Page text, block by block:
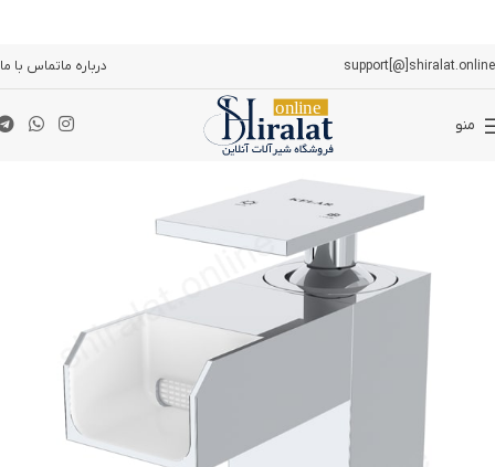
support[@]shiralat.online درباره ماتماس با ما
منو